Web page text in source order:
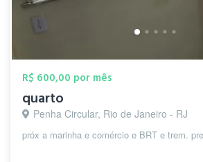
R$ 600,00 por mês
quarto
Penha Circular, Rio de Janeiro - RJ
próx a marinha e comércio e BRT e trem.